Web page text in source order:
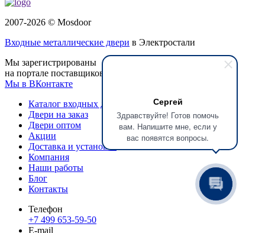
Сергей
Здравствуйте! Готов помочь
вам. Напишите мне, если у
вас появятся вопросы.
2007-2026 © Mosdoor
Входные металлические двери в Электростали
Мы зарегистрированы
на портале поставщиков
Мы в ВКонтакте
Каталог входных дверей
Двери на заказ
Двери оптом
Акции
Доставка и установка
Компания
Наши работы
Блог
Контакты
Телефон
+7 499 653-59-50
E-mail